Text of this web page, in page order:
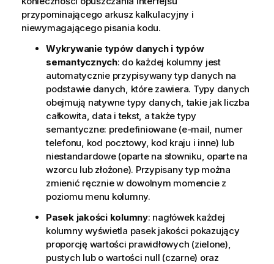
przypominającego arkusz kalkulacyjny i
niewymagającego pisania kodu.
Wykrywanie typów danych i typów
semantycznych: do każdej kolumny jest
automatycznie przypisywany typ danych na
podstawie danych, które zawiera. Typy danych
obejmują natywne typy danych, takie jak liczba
całkowita, data i tekst, a także typy
semantyczne: predefiniowane (e-mail, numer
telefonu, kod pocztowy, kod kraju i inne) lub
niestandardowe (oparte na słowniku, oparte na
wzorcu lub złożone). Przypisany typ można
zmienić ręcznie w dowolnym momencie z
poziomu menu kolumny.
Pasek jakości kolumny: nagłówek każdej
kolumny wyświetla pasek jakości pokazujący
proporcję wartości prawidłowych (zielone),
pustych lub o wartości null (czarne) oraz